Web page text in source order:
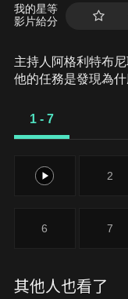
我的星等
影片給分
主持人阿格利特布
他的任務是發現為
生存。
1 - 7
1 2
6 7
其他人也看了